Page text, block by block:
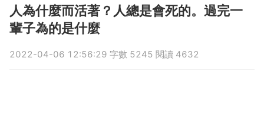
人為什麼而活著？人總是會死的。過完一
輩子為的是什麼
2022-04-06 12:56:29 字數 5245 閱讀 4632